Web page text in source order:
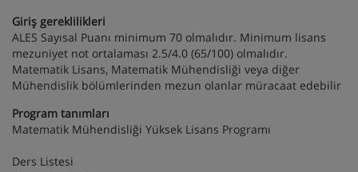
Giriş gereklilikleri
ALES Sayısal Puanı minimum 70 olmalıdır. Minimum lisans
mezuniyet not ortalaması 2.5/4.0 (65/100) olmalıdır.
Matematik Lisans, Matematik Mühendisliği veya diğer
Mühendislik bölümlerinden mezun olanlar müracaat edebilir
Program tanımları
Matematik Mühendisliği Yüksek Lisans Programı
Ders Listesi